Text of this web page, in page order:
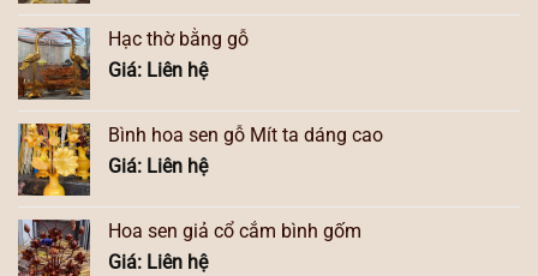
Hạc thờ bằng gỗ
Giá: Liên hệ
Bình hoa sen gỗ Mít ta dáng cao
Giá: Liên hệ
Hoa sen giả cổ cắm bình gốm
Giá: Liên hệ